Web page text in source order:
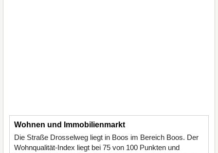
Wohnen und Immobilienmarkt
Die Straße Drosselweg liegt in Boos im Bereich Boos. Der
Wohnqualität-Index liegt bei 75 von 100 Punkten und